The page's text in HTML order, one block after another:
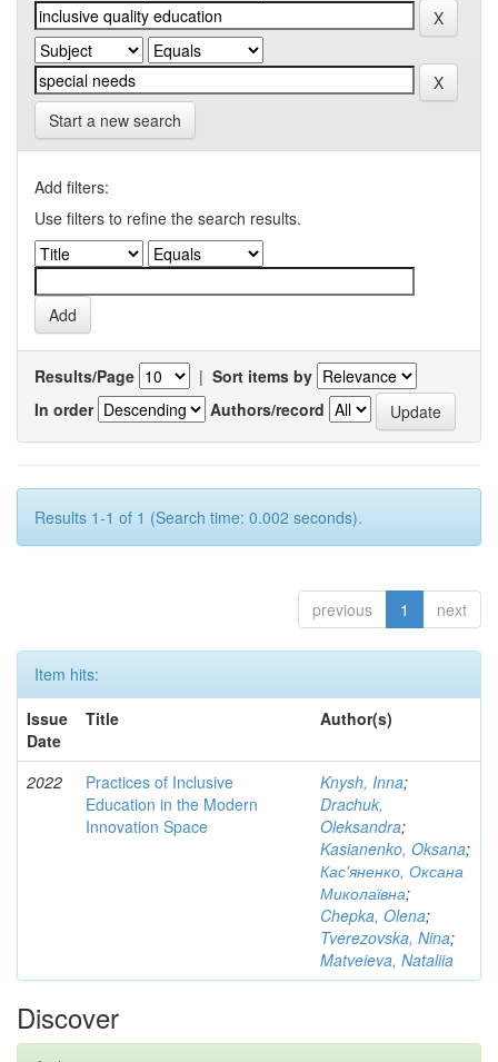
Start a new search
Add filters:
Use filters to refine the search results.
Results/Page | Sort items by
In order
Authors/record
Results 1-1 of 1 (Search time: 0.002 seconds).
previous 1 next
Item hits:
Issue
Date
Title Author(s)
2022
Practices of Inclusive
Education in the Modern
Innovation Space
Knysh, Inna;
Drachuk,
Oleksandra;
Kasianenko, Oksana;
Кас'яненко, Оксана
Миколаївна;
Chepka, Olena;
Tverezovska, Nina;
Matveieva, Nataliia
Discover